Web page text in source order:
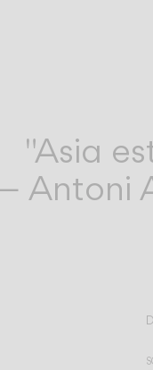
"Asia
Antoni